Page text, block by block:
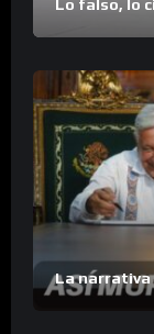
Lo falso, lo
La narrativa